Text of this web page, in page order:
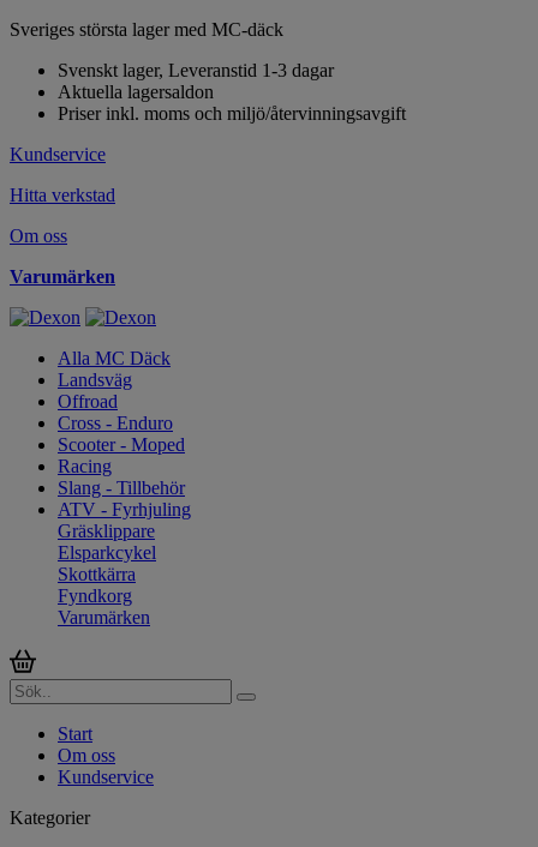
Sveriges största lager med MC-däck
Svenskt lager, Leveranstid 1-3 dagar
Aktuella lagersaldon
Priser inkl. moms och miljö/återvinningsavgift
Kundservice
Hitta verkstad
Om oss
Varumärken
Alla MC Däck
Landsväg
Offroad
Cross - Enduro
Scooter - Moped
Racing
Slang - Tillbehör
ATV - Fyrhjuling
Gräsklippare
Elsparkcykel
Skottkärra
Fyndkorg
Varumärken
Start
Om oss
Kundservice
Kategorier